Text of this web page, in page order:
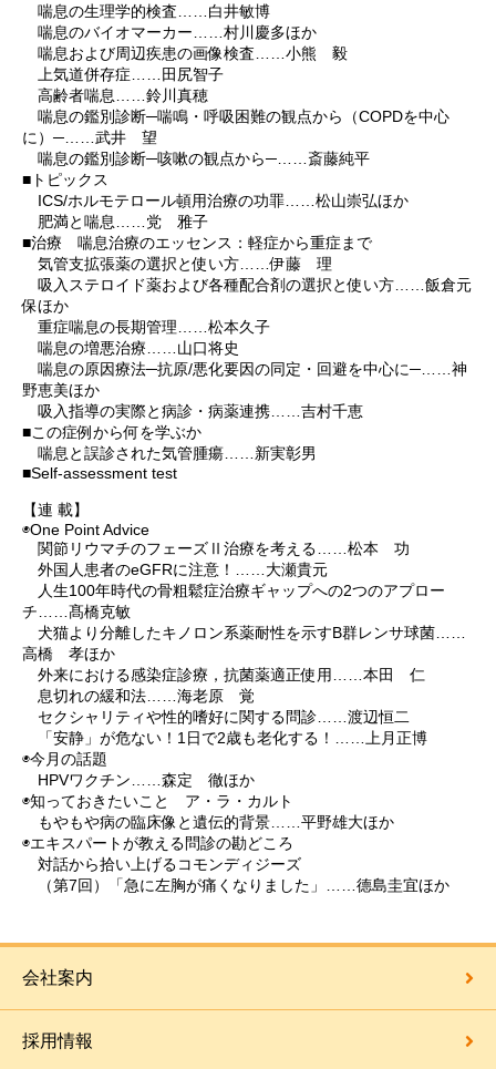
喘息の生理学的検査……白井敏博
喘息のバイオマーカー……村川慶多ほか
喘息および周辺疾患の画像検査……小熊 毅
上気道併存症……田尻智子
高齢者喘息……鈴川真穂
喘息の鑑別診断─喘鳴・呼吸困難の観点から（COPDを中心
に）─……武井 望
喘息の鑑別診断─咳嗽の観点から─……斎藤純平
■トピックス
ICS/ホルモテロール頓用治療の功罪……松山崇弘ほか
肥満と喘息……党 雅子
■治療 喘息治療のエッセンス：軽症から重症まで
気管支拡張薬の選択と使い方……伊藤 理
吸入ステロイド薬および各種配合剤の選択と使い方……飯倉元
保ほか
重症喘息の長期管理……松本久子
喘息の増悪治療……山口将史
喘息の原因療法─抗原/悪化要因の同定・回避を中心に─……神
野恵美ほか
吸入指導の実際と病診・病薬連携……吉村千恵
■この症例から何を学ぶか
喘息と誤診された気管腫瘍……新実彰男
■Self-assessment test
【連 載】
◉One Point Advice
関節リウマチのフェーズⅡ治療を考える……松本 功
外国人患者のeGFRに注意！……大瀬貴元
人生100年時代の骨粗鬆症治療ギャップへの2つのアプロー
チ……髙橋克敏
犬猫より分離したキノロン系薬耐性を示すB群レンサ球菌……
高橋 孝ほか
外来における感染症診療，抗菌薬適正使用……本田 仁
息切れの緩和法……海老原 覚
セクシャリティや性的嗜好に関する問診……渡辺恒二
「安静」が危ない！1日で2歳も老化する！……上月正博
◉今月の話題
HPVワクチン……森定 徹ほか
◉知っておきたいこと ア・ラ・カルト
もやもや病の臨床像と遺伝的背景……平野雄大ほか
◉エキスパートが教える問診の勘どころ
対話から拾い上げるコモンディジーズ
（第7回）「急に左胸が痛くなりました」……德島圭宜ほか
会社案内
採用情報